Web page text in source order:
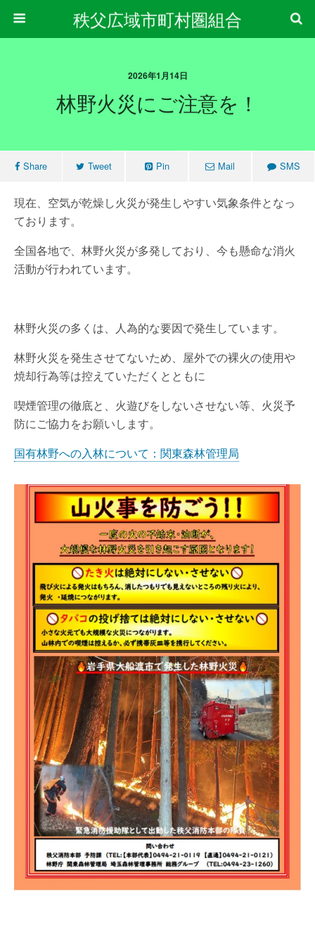
秩父広域市町村圏組合
2026年1月14日
林野火災にご注意を！
Share Tweet Pin Mail SMS
現在、空気が乾燥し火災が発生しやすい気象条件となっ
ております。
全国各地で、林野火災が多発しており、今も懸命な消火
活動が行われています。
林野火災の多くは、人為的な要因で発生しています。
林野火災を発生させてないため、屋外での裸火の使用や
焼却行為等は控えていただくとともに
喫煙管理の徹底と、火遊びをしないさせない等、火災予
防にご協力をお願いします。
国有林野への入林について：関東森林管理局